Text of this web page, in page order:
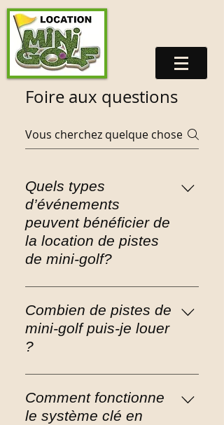
Foire aux questions
Quels types
d’événements
peuvent bénéficier de
la location de pistes
de mini-golf?
La location de pistes de
mini-golf est idéale pour
des événements familiaux,
des fêtes, des conférences,
privées, ainsi que pour des
espaces publics.
Combien de pistes de
mini-golf puis-je louer
?
Vous pouvez louer de 1 à 9
pistes de mini-golf, en
fonction de vos besoins.
Comment fonctionne
le système clé en